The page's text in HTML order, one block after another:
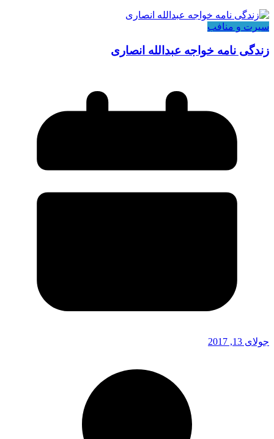
سیرت و منافب
زندگی نامه خواجه عبدالله انصاری
جولای 13, 2017